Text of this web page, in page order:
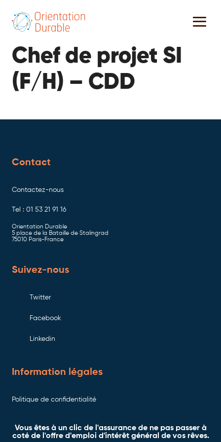
Chef de projet SI
(F/H) – CDD
Contact
Contactez-nous
Tel : 01 53 21 91 16
Orientation Durable
5 place de la Bataille de Stalingrad
75010 Paris-France
Suivez-nous
Twitter
Facebook
Linkedin
Information légales
Politique de confidentialité
Vous êtes à un clic de l'assurance de ne pas passer à
coté de l'offre d'emploi d'intérêt général de vos rêves.